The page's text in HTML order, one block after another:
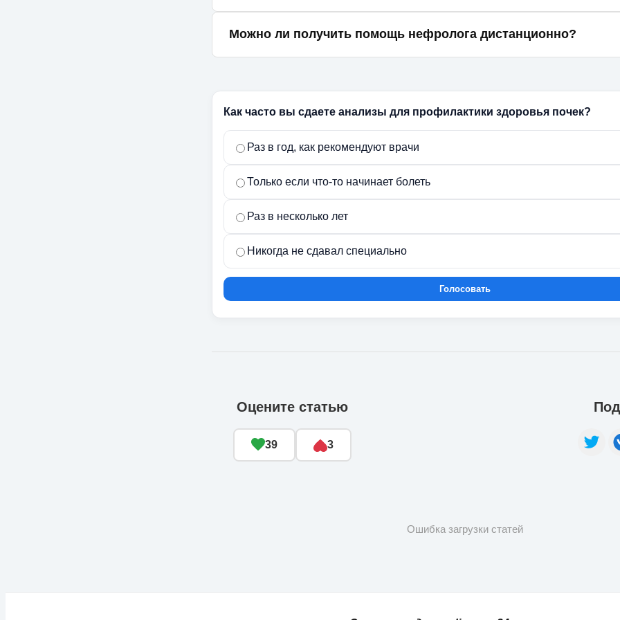
для проверки уровня креатинина.
Можно ли получить помощь нефролога дистанционно?
Как часто вы сдаете анализы для профилактики здоровья почек?
Раз в год, как рекомендуют врачи
Только если что-то начинает болеть
Раз в несколько лет
Никогда не сдавал специально
Голосовать
Оцените статью
39 3
Ошибка загрузки статей